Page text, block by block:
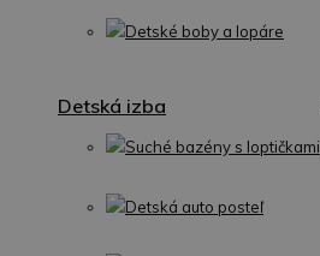
Detské boby a lopáre
Detská izba
Suché bazény s loptičkami
Detská auto posteľ